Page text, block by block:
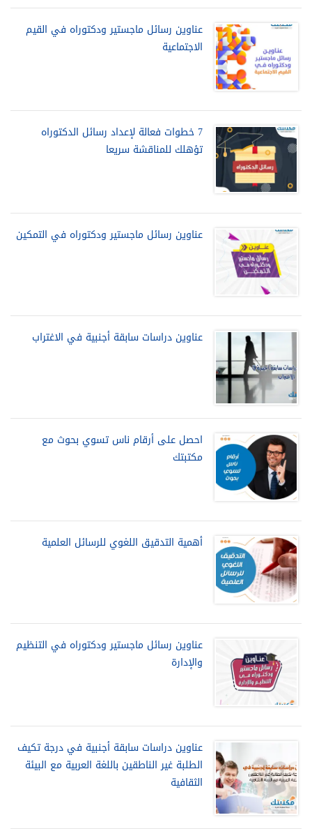
عناوين رسائل ماجستير ودكتوراه في القيم
الاجتماعية
7 خطوات فعالة لإعداد رسائل الدكتوراه
تؤهلك للمناقشة سريعا
عناوين رسائل ماجستير ودكتوراه في التمكين
عناوين دراسات سابقة أجنبية في الاغتراب
احصل على أرقام ناس تسوي بحوث مع
مكتبتك
أهمية التدقيق اللغوي للرسائل العلمية
عناوين رسائل ماجستير ودكتوراه في التنظيم
والإدارة
عناوين دراسات سابقة أجنبية في درجة تكيف
الطلبة غير الناطقين باللغة العربية مع البيئة
الثقافية